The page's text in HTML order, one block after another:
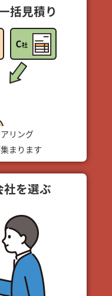
括見積り
リング
まります
社を選ぶ